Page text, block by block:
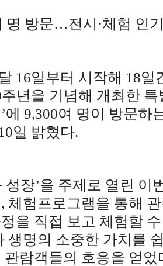
명 방문…전시 ·체험 인
16일부터 시작해 18일
주년을 기념해 개최한
’에 9,300여 명이 방문하
일 밝혔다.
성장’을 주제로 열린 이
, 체험프로그램을 통해
을 직접 보고 체험할
생명의 소중한 가치를
관람객들의 호응을 얻었